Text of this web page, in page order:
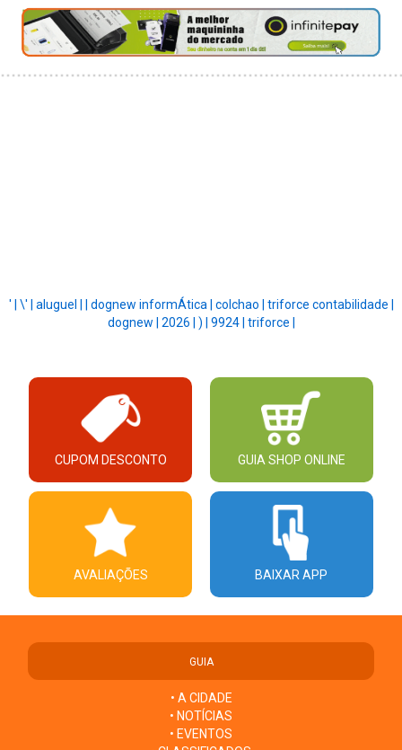
' | \' | aluguel | dognew informÁtica | colchao | triforce contabilidade |
dognew | 2026 | ) | 9924 | triforce |
CUPOM DESCONTO GUIA SHOP ONLINE
AVALIAÇÕES BAIXAR APP
GUIA
• A CIDADE
• NOTÍCIAS
• EVENTOS